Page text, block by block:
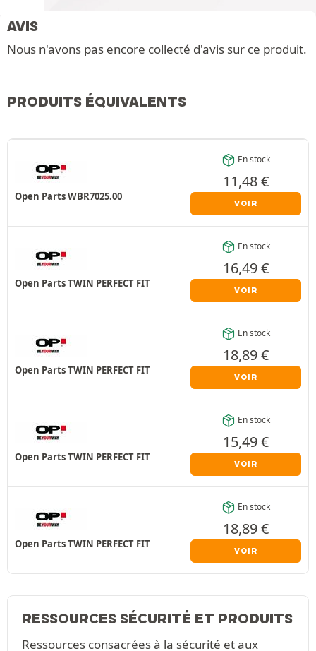
AVIS
Nous n'avons pas encore collecté d'avis sur ce produit.
PRODUITS ÉQUIVALENTS
Open Parts WBR7025.00
En stock
11,48€
VOIR
Open Parts TWIN PERFECT FIT
En stock
16,49€
VOIR
Open Parts TWIN PERFECT FIT
En stock
18,89€
VOIR
Open Parts TWIN PERFECT FIT
En stock
15,49€
VOIR
Open Parts TWIN PERFECT FIT
En stock
18,89€
VOIR
RESSOURCES SÉCURITÉ ET PRODUITS
Ressources consacrées à la sécurité et aux